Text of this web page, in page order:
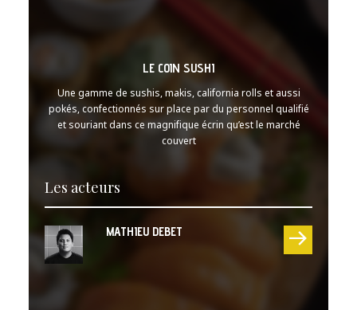
LE COIN SUSHI
Une gamme de sushis, makis, california rolls et aussi
pokés, confectionnés sur place par du personnel qualifié
et souriant dans ce magnifique écrin qu’est le marché
couvert
Les acteurs
MATHIEU DEBET